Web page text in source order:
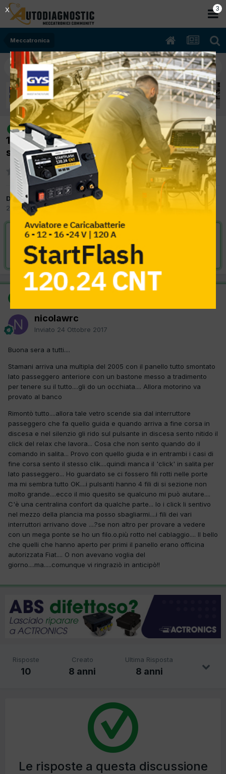
Meccatronica
risolto
[FIAT Multipla 11/2005 1596cc
182b6000 76Kw Bifuel B/Metano] Finestrino
scende ma non sale
Da nicolawrc
24 Ottobre 2017
VAI ALLA SOLUZIONE
Risolta da nicolawrc,24 Ottobre 2017
nicolawrc
Inviato 24 Ottobre 2017
Buona sera a tutti....
Stamani arriva una multipla del 2005 con il panello tutto smontato
lato passeggero anteriore con un bastone messo a tradimento
per tenere su il tutto....gli do un occhiata.... Allora motorino va
provato al banco
Rimontò tutto....allora tale vetro scende sia dal interruttore
passeggero che fa quello guida e quando arriva a fine corsa in
discesa e nel silenzio gli rido sul pulsante in discesa sento nitido il
click del relax che lavora... Cosa che non sento quando do il
comando in salita... Provo con quello giuda e in entrambi i casi di
fine corsa sento il stesso clik....quindi manca il 'click' in salita per
lato passeggero... Ho guardato se ci fossero fili rotti nelle porte
ma mi sembra tutto OK....i pulsanti hanno 4 fili di si sezione non
molto grande....ecco il mio quesito se qualcuno mi può aiutare....
C'è una centralina confort da qualche parte... Io i click li sentivo
nel mezzo della plancia ma posso sbagliarmi....i fili dei vari
interruttori arrivano dove ....?se non altro per provare a vedere
con un mega ponte se ho un filo.o.più rotto nel cablaggio.... Il bello
che quelli che hanno aperto per primi il panello erano officina
autorizzata Fiat.... O non avevano voglia del
giorno....ma.....comunque vi ringraziò in anticipò!!
Risposte
10
Creato
8 anni
Ultima Risposta
8 anni
Le risposte a questa discussione
2
X